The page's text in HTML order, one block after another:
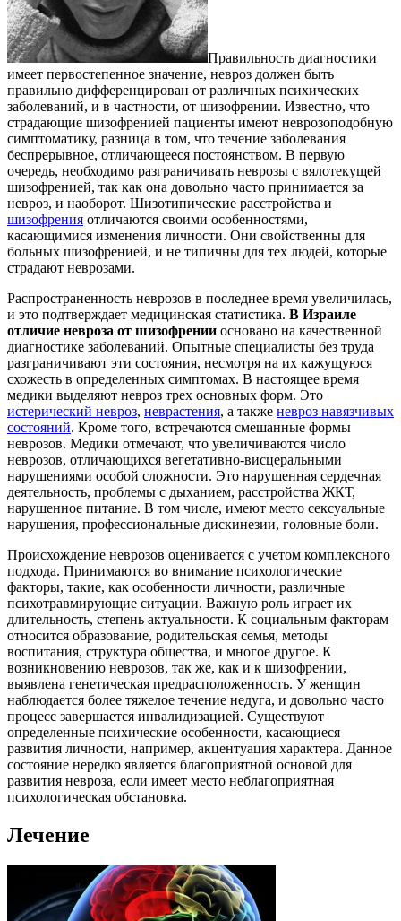
Правильность диагностики
имеет первостепенное значение, невроз должен быть
правильно дифференцирован от различных психических
заболеваний, и в частности, от шизофрении. Известно, что
страдающие шизофренией пациенты имеют неврозоподобную
симптоматику, разница в том, что течение заболевания
беспрерывное, отличающееся постоянством. В первую
очередь, необходимо разграничивать неврозы с вялотекущей
шизофренией, так как она довольно часто принимается за
невроз, и наоборот. Шизотипические расстройства и
шизофрения отличаются своими особенностями,
касающимися изменения личности. Они свойственны для
больных шизофренией, и не типичны для тех людей, которые
страдают неврозами.
Распространенность неврозов в последнее время увеличилась,
и это подтверждает медицинская статистика. В Израиле
отличие невроза от шизофрении основано на качественной
диагностике заболеваний. Опытные специалисты без труда
разграничивают эти состояния, несмотря на их кажущуюся
схожесть в определенных симптомах. В настоящее время
медики выделяют невроз трех основных форм. Это
истерический невроз, неврастения, а также невроз навязчивых
состояний. Кроме того, встречаются смешанные формы
неврозов. Медики отмечают, что увеличиваются число
неврозов, отличающихся вегетативно-висцеральными
нарушениями особой сложности. Это нарушенная сердечная
деятельность, проблемы с дыханием, расстройства ЖКТ,
нарушенное питание. В том числе, имеют место сексуальные
нарушения, профессиональные дискинезии, головные боли.
Происхождение неврозов оценивается с учетом комплексного
подхода. Принимаются во внимание психологические
факторы, такие, как особенности личности, различные
психотравмирующие ситуации. Важную роль играет их
длительность, степень актуальности. К социальным факторам
относится образование, родительская семья, методы
воспитания, структура общества, и многое другое. К
возникновению неврозов, так же, как и к шизофрении,
выявлена генетическая предрасположенность. У женщин
наблюдается более тяжелое течение недуга, и довольно часто
процесс завершается инвалидизацией. Существуют
определенные психические особенности, касающиеся
развития личности, например, акцентуация характера. Данное
состояние нередко является благоприятной основой для
развития невроза, если имеет место неблагоприятная
психологическая обстановка.
Лечение